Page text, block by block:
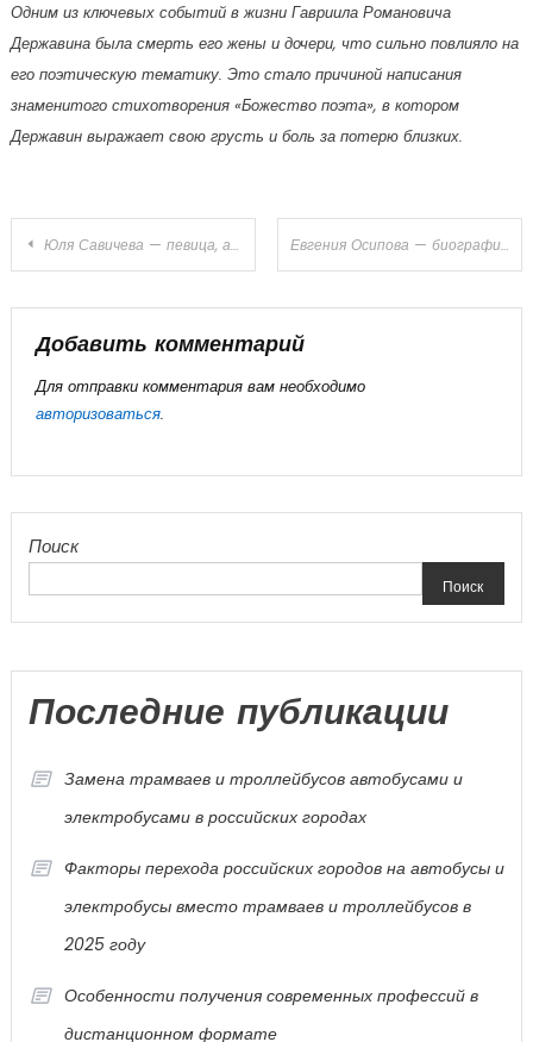
Одним из ключевых событий в жизни Гавриила Романовича
Державина была смерть его жены и дочери, что сильно повлияло на
его поэтическую тематику. Это стало причиной написания
знаменитого стихотворения «Божество поэта», в котором
Державин выражает свою грусть и боль за потерю близких.
Навигация
по
записям
Юля Савичева — певица, актриса и автор песен, ее биография, упрямство, талант и искренняя страсть к музыке, личная жизнь и пути к успеху! Евгения Осипова — биография, муж, личная жизнь — важные факты и события
Добавить комментарий
Для отправки комментария вам необходимо
авторизоваться.
Поиск
Поиск
Последние публикации
Замена трамваев и троллейбусов автобусами и
электробусами в российских городах
Факторы перехода российских городов на автобусы и
электробусы вместо трамваев и троллейбусов в
2025 году
Особенности получения современных профессий в
дистанционном формате